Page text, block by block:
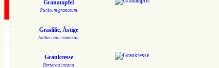
Granatapfel
Punicum granatum
Graslilie, Ästige
Anthericum ramosum
Graukresse
Berteroa incana